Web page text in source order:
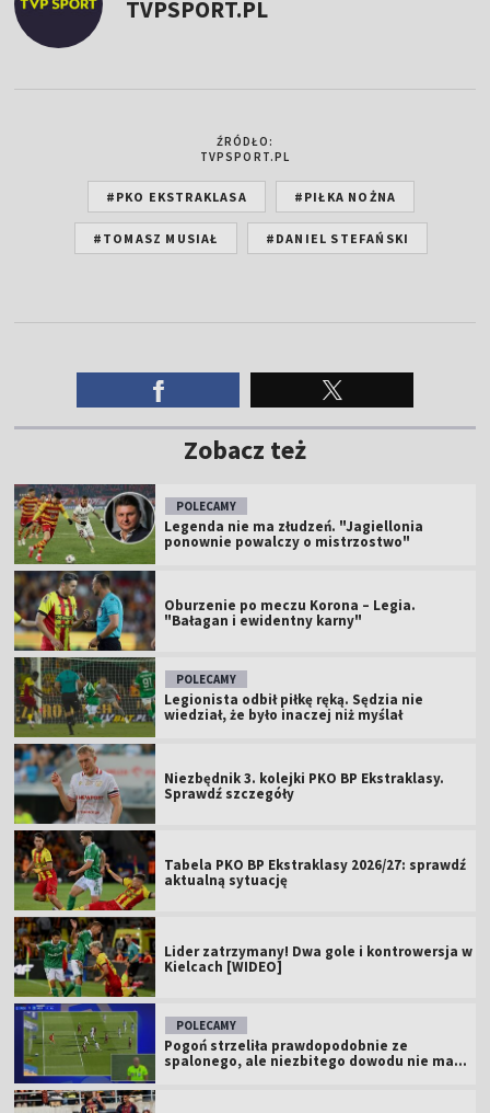
TVPSPORT.PL
ŹRÓDŁO:
TVPSPORT.PL
#PKO EKSTRAKLASA #PIŁKA NOŻNA
#TOMASZ MUSIAŁ #DANIEL STEFAŃSKI
Zobacz też
POLECAMY
Legenda nie ma złudzeń. "Jagiellonia
ponownie powalczy o mistrzostwo"
Oburzenie po meczu Korona – Legia.
"Bałagan i ewidentny karny"
POLECAMY
Legionista odbił piłkę ręką. Sędzia nie
wiedział, że było inaczej niż myślał
Niezbędnik 3. kolejki PKO BP Ekstraklasy.
Sprawdź szczegóły
Tabela PKO BP Ekstraklasy 2026/27: sprawdź
aktualną sytuację
Lider zatrzymany! Dwa gole i kontrowersja w
Kielcach [WIDEO]
POLECAMY
Pogoń strzeliła prawdopodobnie ze
spalonego, ale niezbitego dowodu nie ma...